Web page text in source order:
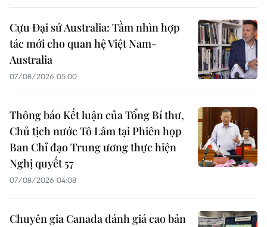
Cựu Đại sứ Australia: Tầm nhìn hợp
tác mới cho quan hệ Việt Nam-
Australia
07/08/2026 05:00
Thông báo Kết luận của Tổng Bí thư,
Chủ tịch nước Tô Lâm tại Phiên họp
Ban Chỉ đạo Trung ương thực hiện
Nghị quyết 57
07/08/2026 04:08
Chuyên gia Canada đánh giá cao bản